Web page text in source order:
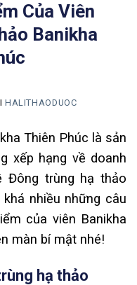
Của Viên
Banikha
HALITHAODUOC
Thiên Phúc là sản
xếp hạng về doanh
Đông trùng hạ thảo
nhiều những câu
của viên Banikha
màn bí mật nhé!
hạ thảo